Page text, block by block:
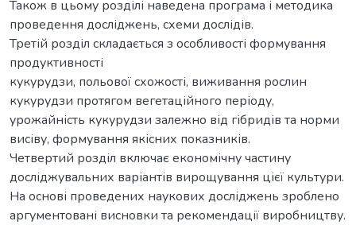
Також в цьому розділі наведена програма і методика
проведення досліджень, схеми дослідів.
Третій розділ складається з особливості формування
продуктивності
кукурудзи, польової схожості, виживання рослин
кукурудзи протягом вегетаційного періоду,
урожайність кукурудзи залежно від гібридів та норми
висіву, формування якісних показників.
Четвертий розділ включає економічну частину
досліджувальних варіантів вирощування цієї культури.
На основі проведених наукових досліджень зроблено
аргументовані висновки та рекомендації виробництву.